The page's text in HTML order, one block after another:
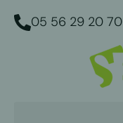
05 56 29 20 70